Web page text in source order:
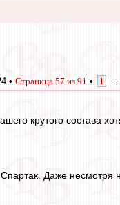
• Страница 57 из 91 • 1
крутого состава
Даже несмотря